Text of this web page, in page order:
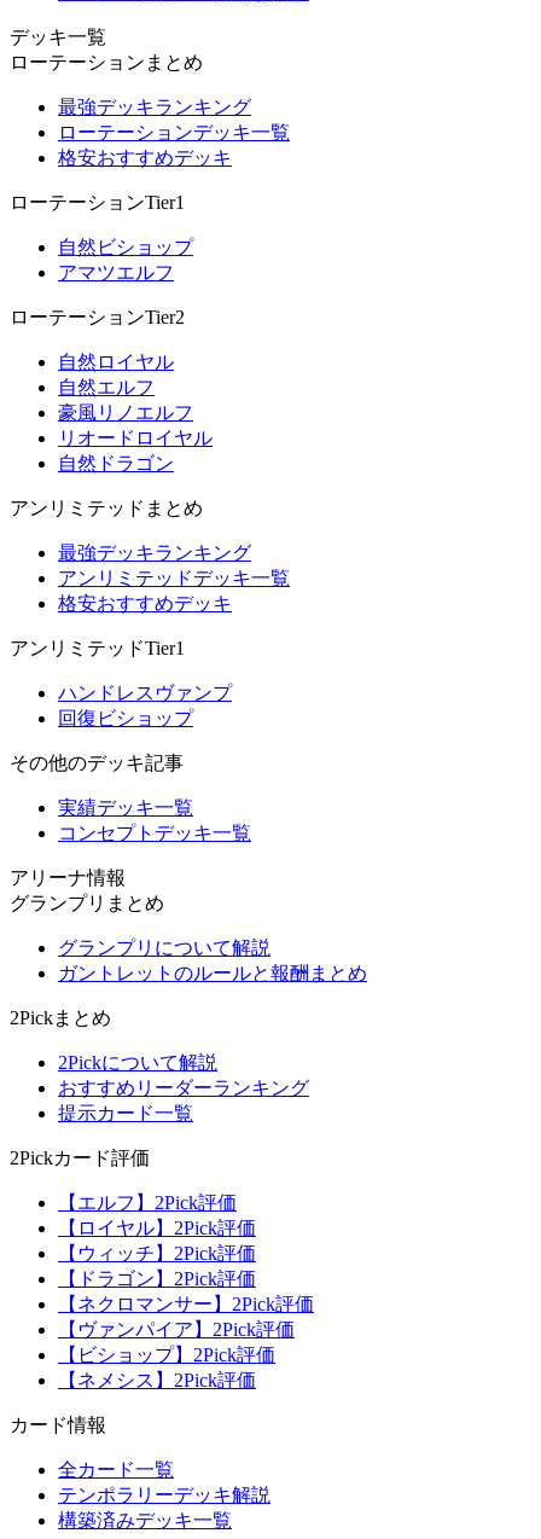
デッキ一覧
ローテーションまとめ
最強デッキランキング
ローテーションデッキ一覧
格安おすすめデッキ
ローテーションTier1
自然ビショップ
アマツエルフ
ローテーションTier2
自然ロイヤル
自然エルフ
豪風リノエルフ
リオードロイヤル
自然ドラゴン
アンリミテッドまとめ
最強デッキランキング
アンリミテッドデッキ一覧
格安おすすめデッキ
アンリミテッドTier1
ハンドレスヴァンプ
回復ビショップ
その他のデッキ記事
実績デッキ一覧
コンセプトデッキ一覧
アリーナ情報
グランプリまとめ
グランプリについて解説
ガントレットのルールと報酬まとめ
2Pickまとめ
2Pickについて解説
おすすめリーダーランキング
提示カード一覧
2Pickカード評価
【エルフ】2Pick評価
【ロイヤル】2Pick評価
【ウィッチ】2Pick評価
【ドラゴン】2Pick評価
【ネクロマンサー】2Pick評価
【ヴァンパイア】2Pick評価
【ビショップ】2Pick評価
【ネメシス】2Pick評価
カード情報
全カード一覧
テンポラリーデッキ解説
構築済みデッキ一覧